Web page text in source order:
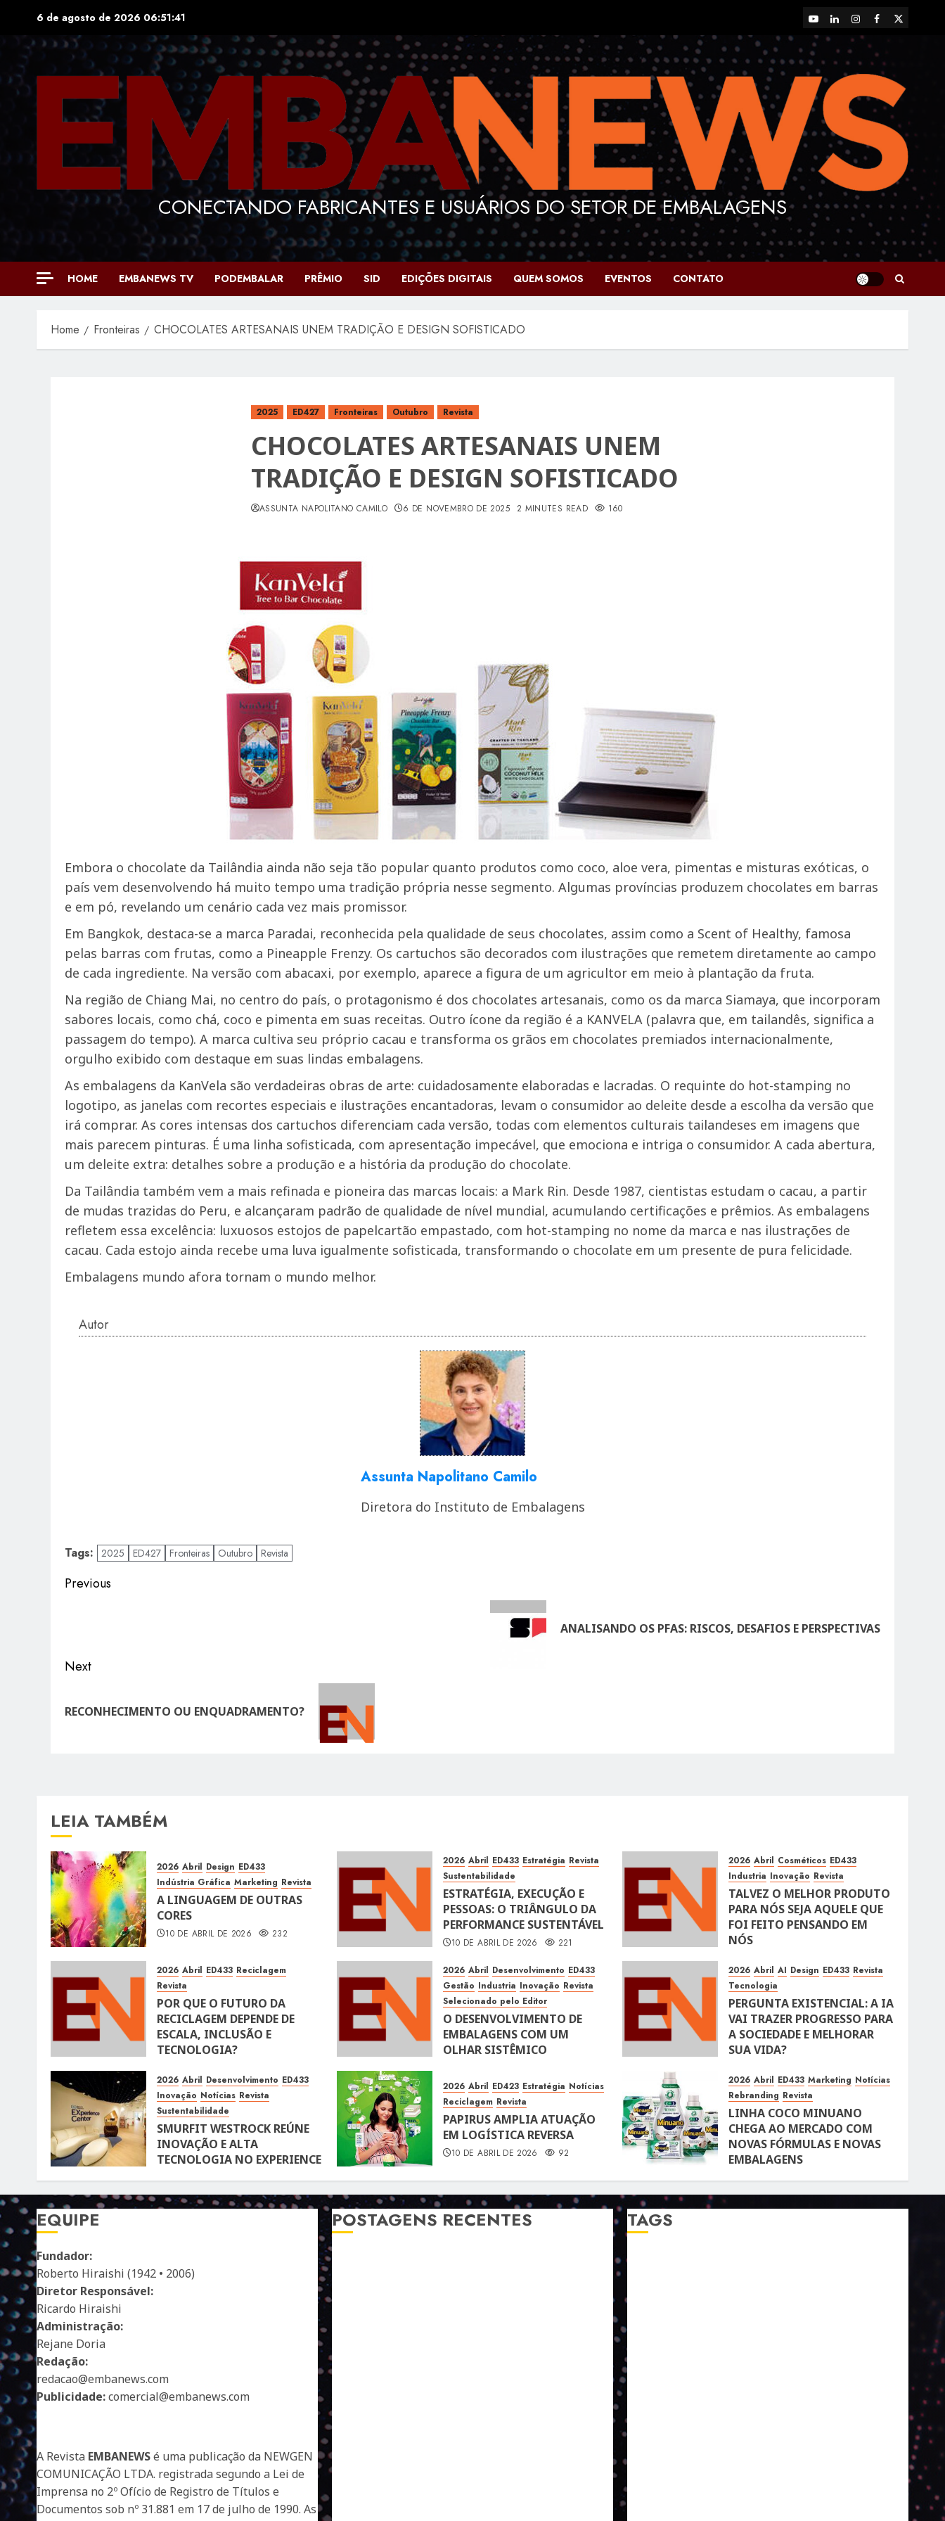
content
6 de agosto de 2026 06:51:43 YouTubeLinkedInInstagram
Facebook
X
CONECTANDO FABRICANTES E USUÁRIOS DO SETOR DE EMBALAGENS
HOME EMBANEWS TV PODEMBALAR PRÊMIO SID EDIÇÕES DIGITAIS QUEM SOMOS EVENTOS CONTATO
Home Fronteiras CHOCOLATES ARTESANAIS UNEM TRADIÇÃO E DESIGN SOFISTICADO
2025 ED427 Fronteiras Outubro Revista
CHOCOLATES ARTESANAIS UNEM
TRADIÇÃO E DESIGN SOFISTICADO
ASSUNTA NAPOLITANO CAMILO 6 DE NOVEMBRO DE 2025 2 MINUTES READ 160
Embora o chocolate da Tailândia ainda não seja tão popular quanto produtos como coco, aloe vera, pimentas e misturas exóticas, o
país vem desenvolvendo há muito tempo uma tradição própria nesse segmento. Algumas províncias produzem chocolates em barras
e em pó, revelando um cenário cada vez mais promissor.
Em Bangkok, destaca-se a marca Paradai, reconhecida pela qualidade de seus chocolates, assim como a Scent of Healthy, famosa
pelas barras com frutas, como a Pineapple Frenzy. Os cartuchos são decorados com ilustrações que remetem diretamente ao campo
de cada ingrediente. Na versão com abacaxi, por exemplo, aparece a figura de um agricultor em meio à plantação da fruta.
Na região de Chiang Mai, no centro do país, o protagonismo é dos chocolates artesanais, como os da marca Siamaya, que incorporam
sabores locais, como chá, coco e pimenta em suas receitas. Outro ícone da região é a KANVELA (palavra que, em tailandês, significa a
passagem do tempo). A marca cultiva seu próprio cacau e transforma os grãos em chocolates premiados internacionalmente,
orgulho exibido com destaque em suas lindas embalagens.
As embalagens da KanVela são verdadeiras obras de arte: cuidadosamente elaboradas e lacradas. O requinte do hot-stamping no
logotipo, as janelas com recortes especiais e ilustrações encantadoras, levam o consumidor ao deleite desde a escolha da versão que
irá comprar. As cores intensas dos cartuchos diferenciam cada versão, todas com elementos culturais tailandeses em imagens que
mais parecem pinturas. É uma linha sofisticada, com apresentação impecável, que emociona e intriga o consumidor. A cada abertura,
um deleite extra: detalhes sobre a produção e a história da produção do chocolate.
Da Tailândia também vem a mais refinada e pioneira das marcas locais: a Mark Rin. Desde 1987, cientistas estudam o cacau, a partir
de mudas trazidas do Peru, e alcançaram padrão de qualidade de nível mundial, acumulando certificações e prêmios. As embalagens
refletem essa excelência: luxuosos estojos de papelcartão empastado, com hot-stamping no nome da marca e nas ilustrações de
cacau. Cada estojo ainda recebe uma luva igualmente sofisticada, transformando o chocolate em um presente de pura felicidade.
Embalagens mundo afora tornam o mundo melhor.
Autor
Assunta Napolitano Camilo
Diretora do Instituto de Embalagens
Tags: 2025 ED427 Fronteiras Outubro Revista
Post
Previous
ANALISANDO OS PFAS: RISCOS, DESAFIOS E PERSPECTIVAS
Next
post:
RECONHECIMENTO OU ENQUADRAMENTO?
LEIA TAMBÉM
2026 Abril Design ED433
Indústria Gráfica Marketing Revista
A LINGUAGEM DE OUTRAS
CORES
10 DE ABRIL DE 2026 232
2026 Abril ED433 Estratégia Revista
Sustentabilidade
ESTRATÉGIA, EXECUÇÃO E
PESSOAS: O TRIÂNGULO DA
PERFORMANCE SUSTENTÁVEL
10 DE ABRIL DE 2026 221
2026 Abril Cosméticos ED433
Industria Inovação Revista
TALVEZ O MELHOR PRODUTO
PARA NÓS SEJA AQUELE QUE
FOI FEITO PENSANDO EM
NÓS
2026 Abril ED433 Reciclagem
Revista
POR QUE O FUTURO DA
RECICLAGEM DEPENDE DE
ESCALA, INCLUSÃO E
TECNOLOGIA?
2026 Abril Desenvolvimento ED433
Gestão Industria Inovação Revista
Selecionado pelo Editor
O DESENVOLVIMENTO DE
EMBALAGENS COM UM
OLHAR SISTÊMICO
2026 Abril AI Design ED433 Revista
Tecnologia
PERGUNTA EXISTENCIAL: A IA
VAI TRAZER PROGRESSO PARA
A SOCIEDADE E MELHORAR
SUA VIDA?
2026 Abril Desenvolvimento ED433
Inovação Notícias Revista
Sustentabilidade
SMURFIT WESTROCK REÚNE
INOVAÇÃO E ALTA
TECNOLOGIA NO EXPERIENCE
10 DE ABRIL DE 2026 119
2026 Abril ED423 Estratégia Notícias
Reciclagem Revista
PAPIRUS AMPLIA ATUAÇÃO
EM LOGÍSTICA REVERSA
10 DE ABRIL DE 2026 92
2026 Abril ED433 Marketing Notícias
Rebranding Revista
LINHA COCO MINUANO
CHEGA AO MERCADO COM
NOVAS FÓRMULAS E NOVAS
EMBALAGENS
10 DE ABRIL DE 2026 122
EQUIPE
Fundador:
Roberto Hiraishi (1942 • 2006)
Diretor Responsável:
Ricardo Hiraishi
Administração:
Rejane Doria
Redação:
redacao@embanews.com
Publicidade:comercial@embanews.com
A Revista EMBANEWSé uma publicação da NEWGEN
COMUNICAÇÃO LTDA. registrada segundo a Lei de
Imprensa no 2º Ofício de Registro de Títulos e
Documentos sob nº 31.881 em 17 de julho de 1990. As
POSTAGENS RECENTES
A LINGUAGEM DE OUTRAS CORES
ESCALA, INCLUSÃO E TECNOLOGIA?
O DESENVOLVIMENTO DE EMBALAGENS COM UM
PERGUNTA EXISTENCIAL: A IA VAI TRAZER
PROGRESSO PARA A SOCIEDADE E MELHORAR SUA
VIDA?
SMURFIT WESTROCK REÚNE INOVAÇÃO E ALTA
TAGS